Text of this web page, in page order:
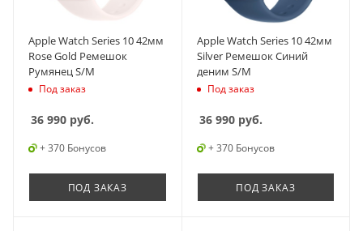
Apple Watch Series 10 42мм
Rose Gold Ремешок
Румянец S/M
Под заказ
36 990 руб.
+ 370 Бонусов
ПОД ЗАКАЗ
Apple Watch Series 10 42мм
Silver Ремешок Синий
деним S/M
Под заказ
36 990руб.
+ 370 Бонусов
ПОД ЗАКАЗ